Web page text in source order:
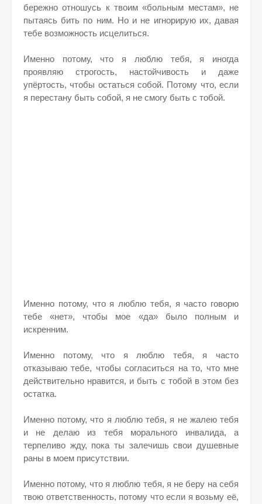
бережно отношусь к твоим «больным местам», не
пытаясь бить по ним. Но и не игнорирую их, давая
тебе возможность исцелиться.
Именно потому, что я люблю тебя, я иногда
проявляю строгость, настойчивость и даже
упёртость, чтобы остаться собой. Потому что, если
я перестану быть собой, я не смогу быть с тобой.
Именно потому, что я люблю тебя, я часто говорю
тебе «нет», чтобы мое «да» было полным и
искренним.
Именно потому, что я люблю тебя, я часто
отказываю тебе, чтобы согласиться на то, что мне
действительно нравится, и быть с тобой в этом без
остатка.
Именно потому, что я люблю тебя, я не жалею тебя
и не делаю из тебя морального инвалида, а
терпеливо жду, пока ты залечишь свои душевные
раны в моем присутствии.
Именно потому, что я люблю тебя, я не беру на себя
твою ответственность, потому что если я возьму её,